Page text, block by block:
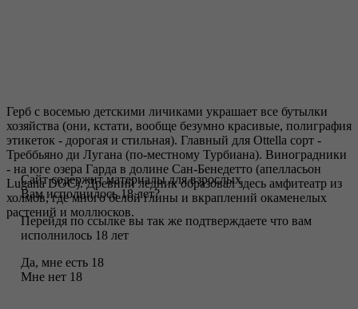
Герб с восемью детскими личиками украшает все бутылки
хозяйства (они, кстати, вообще безумно красивые, полиграфия
этикеток - дорогая и стильная). Главный для Ottella сорт -
Треббьяно ди Лугана (по-местному Турбиана). Виноградники
- на юге озера Гарда в долине Сан-Бенедетто (апелласьон
Lugana DOC). Древний ледник образовал здесь амфитеатр из
холмов, где много белой глины и вкраплений окаменелых
растений и моллюсков.
Сайт содержит материалы для взрослых
Вам исполнилось 18 лет?
Перейдя по ссылке вы так же подтверждаете что вам
исполнилось 18 лет
Да, мне есть 18
Мне нет 18